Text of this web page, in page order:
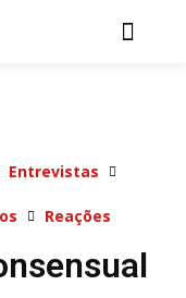
Entrevistas
Reações